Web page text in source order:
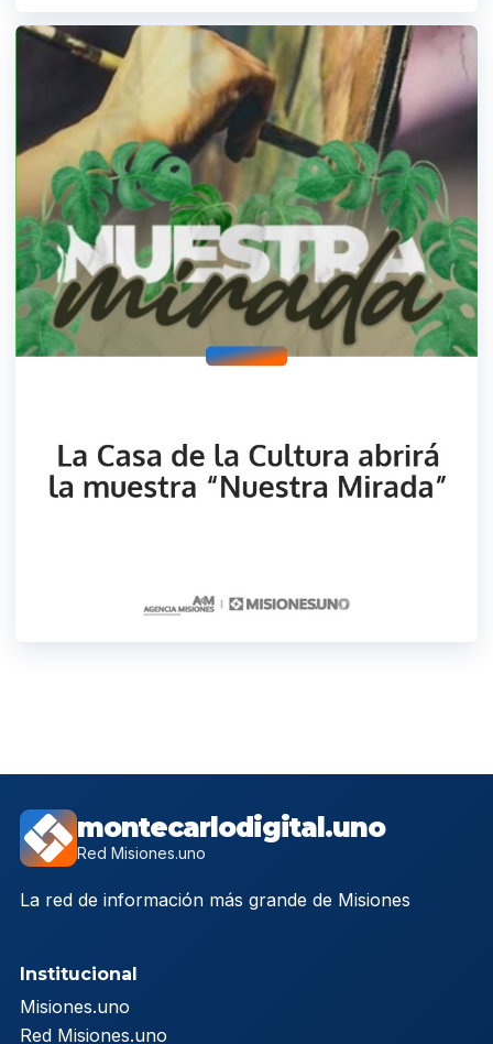
montecarlodigital.uno
Red Misiones.uno
La red de información más grande de Misiones
Institucional
Misiones.uno
Red Misiones.uno